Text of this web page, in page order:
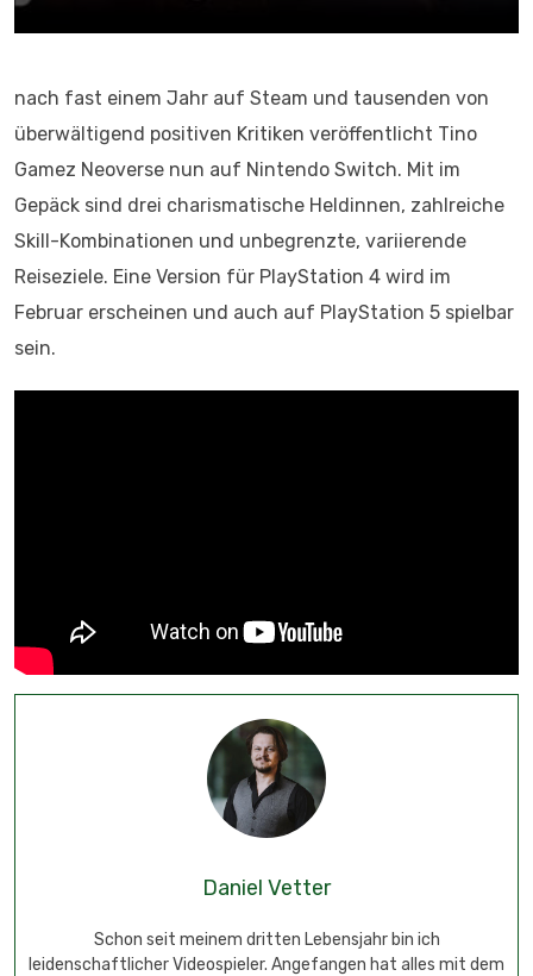
nach fast einem Jahr auf Steam und tausenden von
überwältigend positiven Kritiken veröffentlicht Tino
Gamez Neoverse nun auf Nintendo Switch. Mit im
Gepäck sind drei charismatische Heldinnen, zahlreiche
Skill-Kombinationen und unbegrenzte, variierende
Reiseziele. Eine Version für PlayStation 4 wird im
Februar erscheinen und auch auf PlayStation 5 spielbar
sein.
Daniel Vetter
Schon seit meinem dritten Lebensjahr bin ich
leidenschaftlicher Videospieler. Angefangen hat alles mit dem